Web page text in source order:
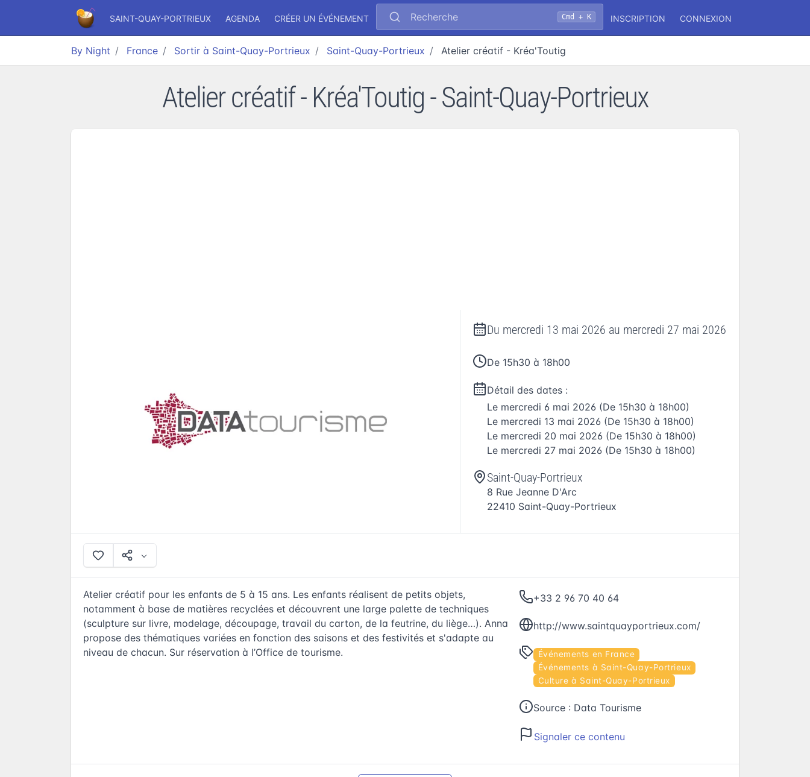
SAINT-QUAY-PORTRIEUX AGENDA CRÉER UN ÉVÉNEMENT Recherche Cmd + K INSCRIPTION CONNEXION
By Night France Sortir à Saint-Quay-Portrieux Saint-Quay-Portrieux Atelier créatif - Kréa'Toutig
Atelier créatif - Kréa'Toutig - Saint-Quay-Portrieux
Du mercredi 13 mai 2026 au mercredi 27 mai 2026
De 15h30 à 18h00
Détail des dates :
Le mercredi 6 mai 2026 (De 15h30 à 18h00)
Le mercredi 13 mai 2026 (De 15h30 à 18h00)
Le mercredi 20 mai 2026 (De 15h30 à 18h00)
Le mercredi 27 mai 2026 (De 15h30 à 18h00)
Saint-Quay-Portrieux
8 Rue Jeanne D'Arc
22410 Saint-Quay-Portrieux
Atelier créatif pour les enfants de 5 à 15 ans. Les enfants réalisent de petits objets,
notamment à base de matières recyclées et découvrent une large palette de techniques
(sculpture sur livre, modelage, découpage, travail du carton, de la feutrine, du liège…). Anna
propose des thématiques variées en fonction des saisons et des festivités et s'adapte au
niveau de chacun. Sur réservation à l’Office de tourisme.
+33 2 96 70 40 64
http://www.saintquayportrieux.com/
Événements en France
Événements à Saint-Quay-Portrieux
Culture à Saint-Quay-Portrieux
Source : Data Tourisme
Signaler ce contenu